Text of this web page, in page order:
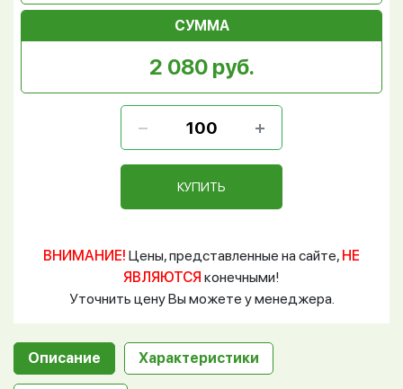
СУММА
2 080 руб.
КУПИТЬ
ВНИМАНИЕ! Цены, представленные на сайте, НЕ
ЯВЛЯЮТСЯ конечными!
Уточнить цену Вы можете у менеджера.
Описание Характеристики